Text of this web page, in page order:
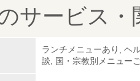
サービス・
ランチメニューあり, ヘ
談, 国・宗教別メニュー